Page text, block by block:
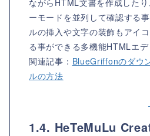
ーモードを並列して確認する
ルの挿入や文字の装飾もアイ
る事ができる多機能HTMLエデ
関連記事： BlueGriffonのダウ
ルの方法
1.4. HeTeMuLu